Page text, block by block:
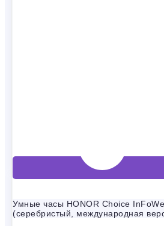
Умные часы HONOR Choice
(серебристый, международная